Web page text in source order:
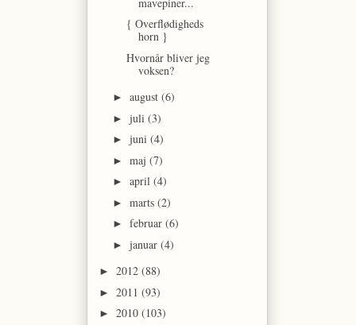
{ Overflødigheds
horn }
Hvornår bliver jeg
voksen?
►august(6)
►juli(3)
►juni(4)
►maj(7)
►april(4)
►marts(2)
►februar(6)
►januar(4)
►2012(88)
►2011(93)
►2010(103)